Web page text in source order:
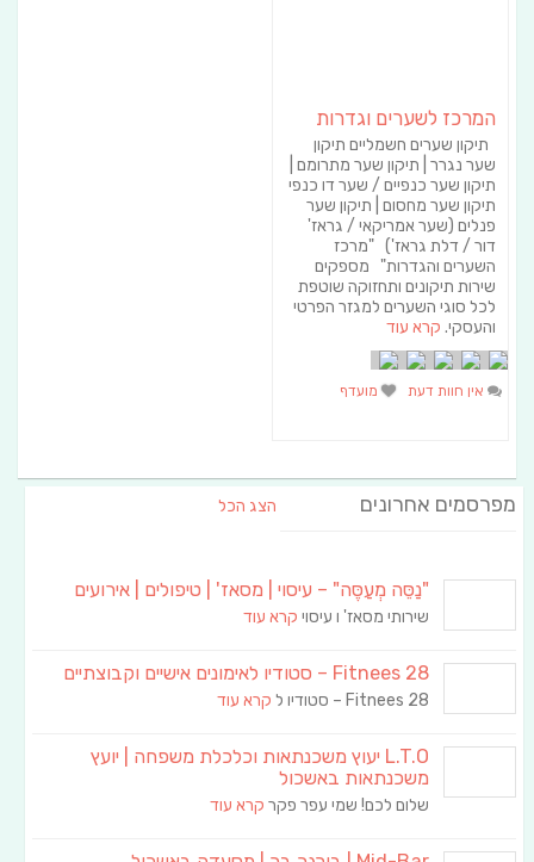
המרכז לשערים וגדרות
תיקון שערים חשמליים תיקון
שער נגרר | תיקון שער מתרומם |
תיקון שער כנפיים / שער דו כנפי
תיקון שער מחסום | תיקון שער
פנלים (שער אמריקאי / גראז'
דור / דלת גראז') "מרכז
השערים והגדרות" מספקים
שירות תיקונים ותחזוקה שוטפת
לכל סוגי השערים למגזר הפרטי
והעסקי. קרא עוד
אין חוות דעת מועדף
מפרסמים אחרונים הצג הכל
"נַסֵּה מְעַסֶּה" – עיסוי | מסאז' | טיפולים | אירועים
שירותי מסאז' ו עיסוי קרא עוד
Fitnees 28 – סטודיו לאימונים אישיים וקבוצתיים
Fitnees 28 – סטודיו ל קרא עוד
L.T.O יעוץ משכנתאות וכלכלת משפחה | יועץ
משכנתאות באשכול
שלום לכם! שמי עפר פקר קרא עוד